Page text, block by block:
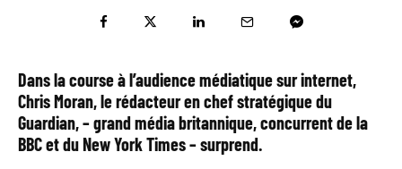
Dans la course à l’audience médiatique sur internet,
Chris Moran, le rédacteur en chef stratégique du
Guardian, – grand média britannique, concurrent de la
BBC et du New York Times – surprend.